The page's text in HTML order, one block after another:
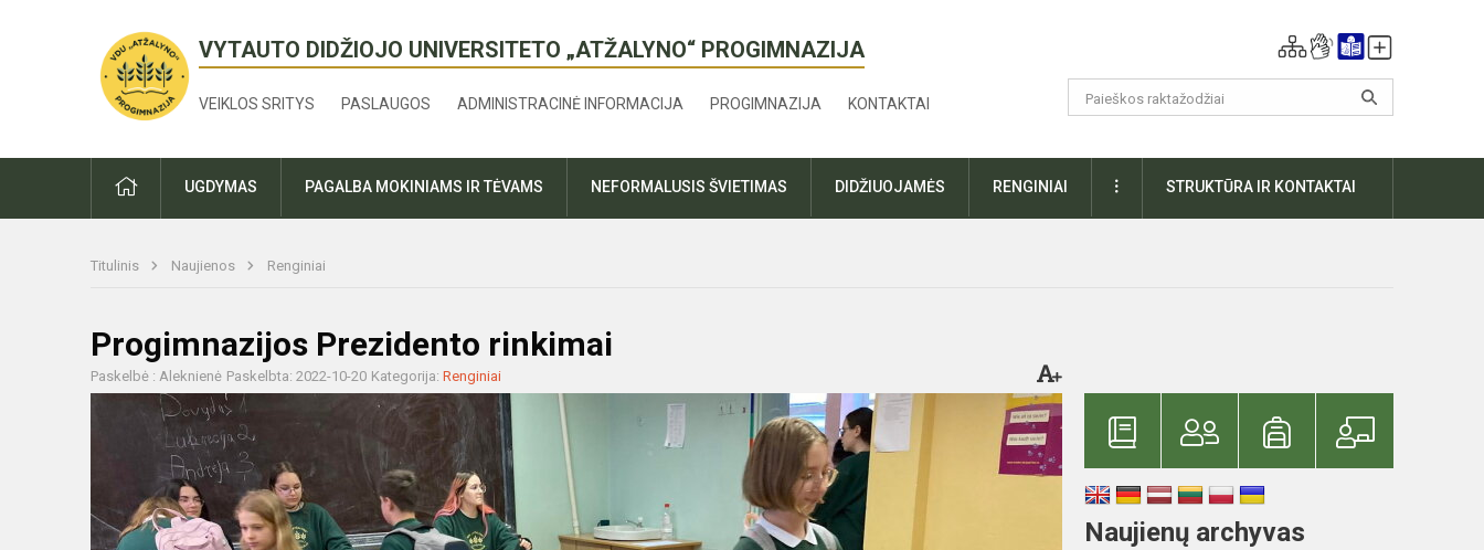
VYTAUTO DIDŽIOJO UNIVERSITETO „ATŽALYNO“ PROGIMNAZIJA
VEIKLOS SRITYS PASLAUGOS ADMINISTRACINĖ INFORMACIJA PROGIMNAZIJA KONTAKTAI
PRADŽIAUGDYMAS PAGALBA MOKINIAMS IR TĖVAMS NEFORMALUSIS ŠVIETIMAS DIDŽIUOJAMĖS RENGINIAI DAUGIAUSTRUKTŪRA IR KONTAKTAI
Titulinis Naujienos Renginiai
Progimnazijos Prezidento rinkimai
Paskelbė : Aleknienė Paskelbta: 2022-10-20 Kategorija: Renginiai
Naujienų archyvas